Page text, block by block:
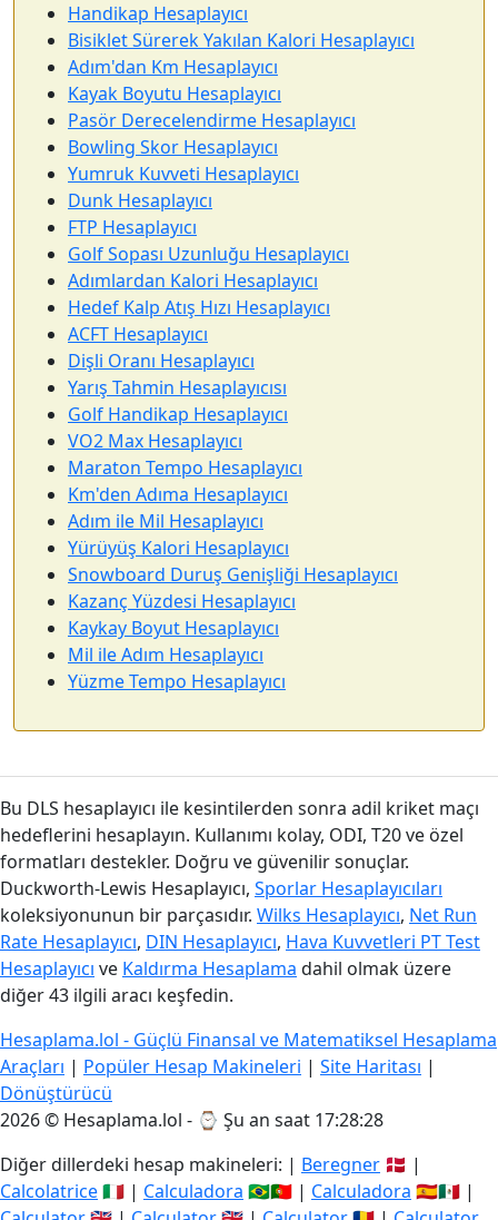
Handikap Hesaplayıcı
Bisiklet Sürerek Yakılan Kalori Hesaplayıcı
Adım'dan Km Hesaplayıcı
Kayak Boyutu Hesaplayıcı
Pasör Derecelendirme Hesaplayıcı
Bowling Skor Hesaplayıcı
Yumruk Kuvveti Hesaplayıcı
Dunk Hesaplayıcı
FTP Hesaplayıcı
Golf Sopası Uzunluğu Hesaplayıcı
Adımlardan Kalori Hesaplayıcı
Hedef Kalp Atış Hızı Hesaplayıcı
ACFT Hesaplayıcı
Dişli Oranı Hesaplayıcı
Yarış Tahmin Hesaplayıcısı
Golf Handikap Hesaplayıcı
VO2 Max Hesaplayıcı
Maraton Tempo Hesaplayıcı
Km'den Adıma Hesaplayıcı
Adım ile Mil Hesaplayıcı
Yürüyüş Kalori Hesaplayıcı
Snowboard Duruş Genişliği Hesaplayıcı
Kazanç Yüzdesi Hesaplayıcı
Kaykay Boyut Hesaplayıcı
Mil ile Adım Hesaplayıcı
Yüzme Tempo Hesaplayıcı
Bu DLS hesaplayıcı ile kesintilerden sonra adil kriket maçı
hedeflerini hesaplayın. Kullanımı kolay, ODI, T20 ve özel
formatları destekler. Doğru ve güvenilir sonuçlar.
Duckworth-Lewis Hesaplayıcı, Sporlar Hesaplayıcıları
koleksiyonunun bir parçasıdır. Wilks Hesaplayıcı, Net Run
Rate Hesaplayıcı, DIN Hesaplayıcı, Hava Kuvvetleri PT Test
Hesaplayıcı ve Kaldırma Hesaplama dahil olmak üzere
diğer 43 ilgili aracı keşfedin.
Hesaplama.lol - Güçlü Finansal ve Matematiksel Hesaplama
Araçları | Popüler Hesap Makineleri | Site Haritası |
Dönüştürücü
2026 © Hesaplama.lol - ⌚ Şu an saat 17:28:28
Diğer dillerdeki hesap makineleri: | Beregner 🇩🇰 |
Calcolatrice🇮🇹 | Calculadora 🇧🇷🇵🇹 | Calculadora 🇪🇸🇲🇽 |